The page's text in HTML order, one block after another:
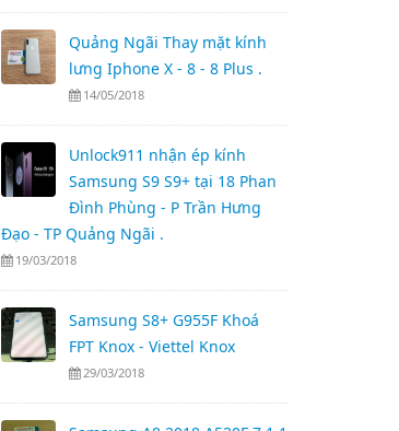
Quảng Ngãi Thay mặt kính
lưng Iphone X - 8 - 8 Plus .
14/05/2018
Unlock911 nhận ép kính
Samsung S9 S9+ tại 18 Phan
Đình Phùng - P Trần Hưng
Đạo - TP Quảng Ngãi .
19/03/2018
Samsung S8+ G955F Khoá
FPT Knox - Viettel Knox
29/03/2018